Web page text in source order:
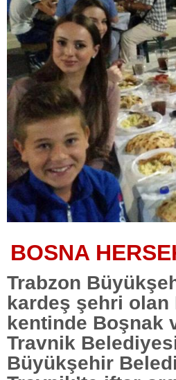
BOSNA
Trabzon
kardeş şehri olan
kentinde Boşnak
Travnik
Büyükşehir